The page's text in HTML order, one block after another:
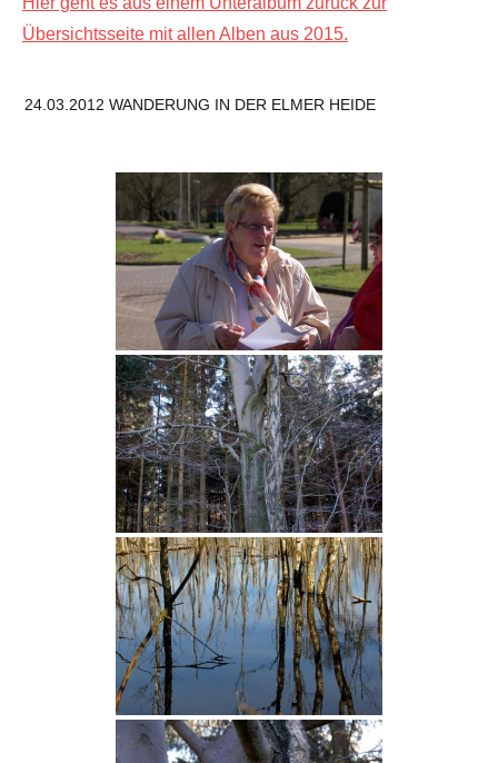
Übersichtsseite mit allen Alben aus 2015.
24.03.2012 WANDERUNG IN DER ELMER HEIDE